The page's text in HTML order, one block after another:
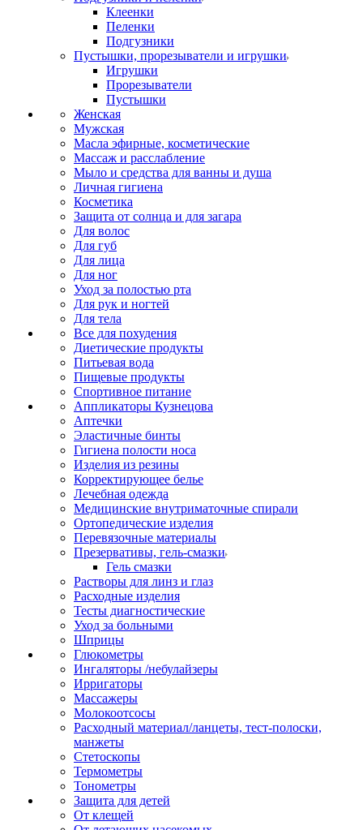
Клеенки
Пеленки
Подгузники
Пустышки, прорезыватели и игрушки
Игрушки
Прорезыватели
Пустышки
Женская
Мужская
Масла эфирные, косметические
Массаж и расслабление
Мыло и средства для ванны и душа
Личная гигиена
Косметика
Защита от солнца и для загара
Для волос
Для губ
Для лица
Для ног
Уход за полостью рта
Для рук и ногтей
Для тела
Все для похудения
Диетические продукты
Питьевая вода
Пищевые продукты
Спортивное питание
Аппликаторы Кузнецова
Аптечки
Эластичные бинты
Гигиена полости носа
Изделия из резины
Корректирующее белье
Лечебная одежда
Медицинские внутриматочные спирали
Ортопедические изделия
Перевязочные материалы
Презервативы, гель-смазки
Гель смазки
Растворы для линз и глаз
Расходные изделия
Тесты диагностические
Уход за больными
Шприцы
Глюкометры
Ингаляторы /небулайзеры
Ирригаторы
Массажеры
Молокоотсосы
Расходный материал/ланцеты, тест-полоски,
манжеты
Стетоскопы
Термометры
Тонометры
Защита для детей
От клещей